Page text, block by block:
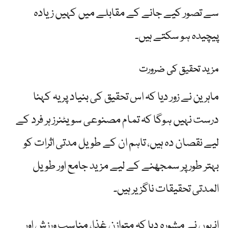
سے تصور کیے جانے کے مقابلے میں کہیں زیادہ
پیچیدہ ہو سکتے ہیں۔
مزید تحقیق کی ضرورت
ماہرین نے زور دیا کہ اس تحقیق کی بنیاد پر یہ کہنا
درست نہیں ہوگا کہ تمام مصنوعی سویٹنرز ہر فرد کے
لیے نقصان دہ ہیں، تاہم ان کے طویل مدتی اثرات کو
بہتر طور پر سمجھنے کے لیے مزید جامع اور طویل
المدتی تحقیقات ناگزیر ہیں۔